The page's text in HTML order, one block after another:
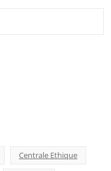
Centrale Ethique